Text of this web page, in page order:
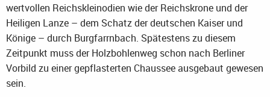
wertvollen Reichskleinodien wie der Reichskrone und der
Heiligen Lanze – dem Schatz der deutschen Kaiser und
Könige – durch Burgfarrnbach. Spätestens zu diesem
Zeitpunkt muss der Holzbohlenweg schon nach Berliner
Vorbild zu einer gepflasterten Chaussee ausgebaut gewesen
sein.